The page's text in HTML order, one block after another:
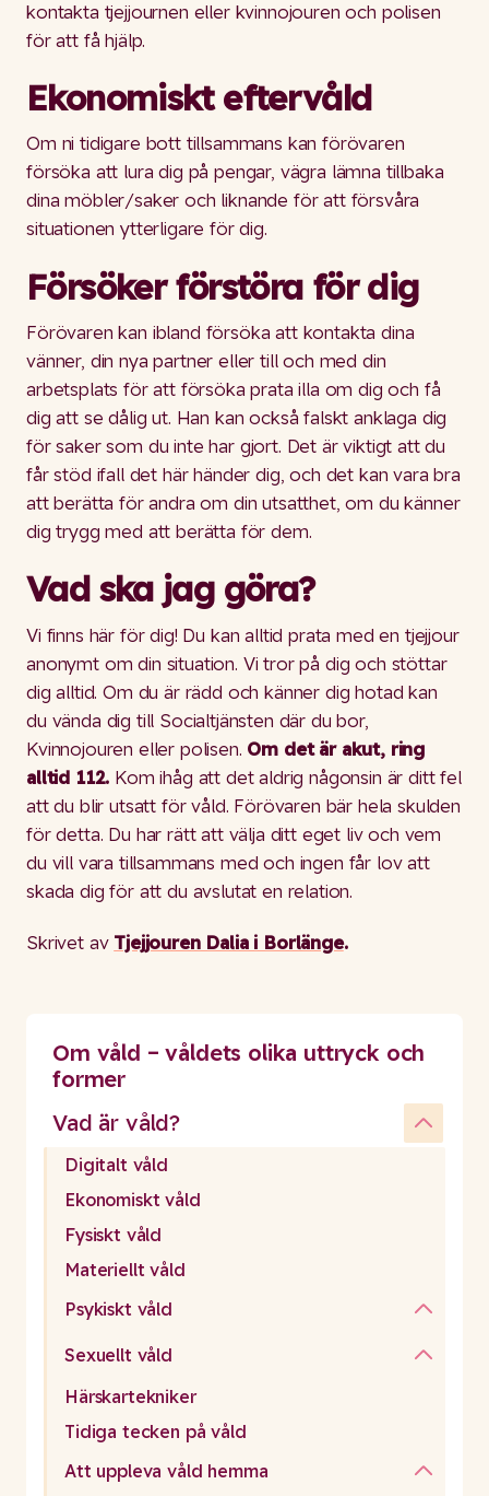
kontakta tjejjournen eller kvinnojouren och polisen
för att få hjälp.
Ekonomiskt eftervåld
Om ni tidigare bott tillsammans kan förövaren
försöka att lura dig på pengar, vägra lämna tillbaka
dina möbler/saker och liknande för att försvåra
situationen ytterligare för dig.
Försöker förstöra för dig
Förövaren kan ibland försöka att kontakta dina
vänner, din nya partner eller till och med din
arbetsplats för att försöka prata illa om dig och få
dig att se dålig ut. Han kan också falskt anklaga dig
för saker som du inte har gjort. Det är viktigt att du
får stöd ifall det här händer dig, och det kan vara bra
att berätta för andra om din utsatthet, om du känner
dig trygg med att berätta för dem.
Vad ska jag göra?
Vi finns här för dig! Du kan alltid prata med en tjejjour
anonymt om din situation. Vi tror på dig och stöttar
dig alltid. Om du är rädd och känner dig hotad kan
du vända dig till Socialtjänsten där du bor,
Kvinnojouren eller polisen. Om det är akut, ring
alltid 112. Kom ihåg att det aldrig någonsin är ditt fel
att du blir utsatt för våld. Förövaren bär hela skulden
för detta. Du har rätt att välja ditt eget liv och vem
du vill vara tillsammans med och ingen får lov att
skada dig för att du avslutat en relation.
Skrivet av Tjejjouren Dalia i Borlänge.
Om våld – våldets olika uttryck och
former
Vad är våld?
Digitalt våld
Ekonomiskt våld
Fysiskt våld
Materiellt våld
Psykiskt våld
Sexuellt våld
Härskartekniker
Tidiga tecken på våld
Att uppleva våld hemma